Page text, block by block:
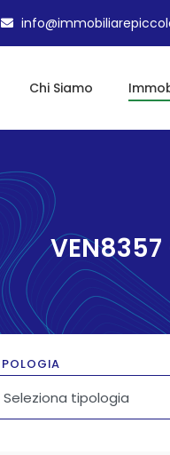
Chi Siamo
Seleziona tipologia